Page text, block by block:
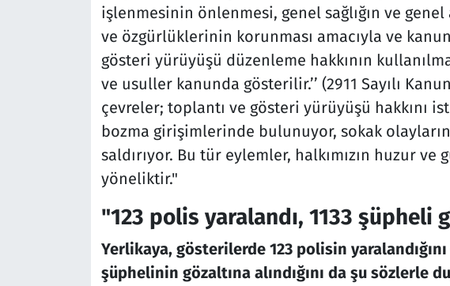
işlenmesinin önlenmesi, genel sağlığın ve genel
ve özgürlüklerinin korunması amacıyla ve
gösteri yürüyüşü düzenleme hakkının
ve usuller kanunda gösterilir.’’ (2911 Sayılı
çevreler; toplantı ve gösteri yürüyüşü hakkını
bozma girişimlerinde bulunuyor, sokak
saldırıyor. Bu tür eylemler, halkımızın huzur ve
yöneliktir."
"123 polis yaralandı, 1133 şüpheli
Yerlikaya, gösterilerde 123 polisin yaralandığını
şüphelinin gözaltına alındığını da şu sözlerle